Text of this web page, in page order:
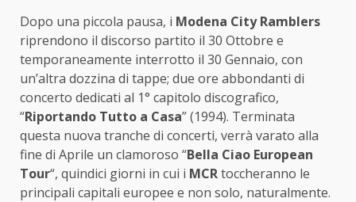
Dopo una piccola pausa, i Modena City Ramblers
riprendono il discorso partito il 30 Ottobre e
temporaneamente interrotto il 30 Gennaio, con
un’altra dozzina di tappe; due ore abbondanti di
concerto dedicati al 1° capitolo discografico,
“Riportando Tutto a Casa” (1994). Terminata
questa nuova tranche di concerti, verrà varato alla
fine di Aprile un clamoroso “Bella Ciao European
Tour“, quindici giorni in cui i MCRtoccheranno le
principali capitali europee e non solo, naturalmente.